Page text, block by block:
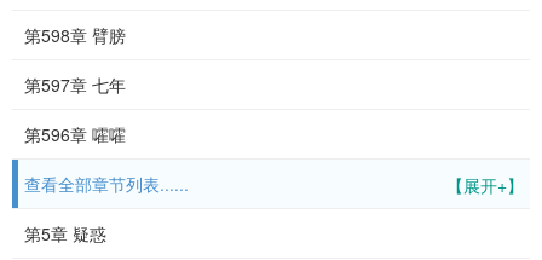
第598章 臂膀
第597章 七年
第596章 嚯嚯
【展开+】
查看全部章节列表......
第5章 疑惑